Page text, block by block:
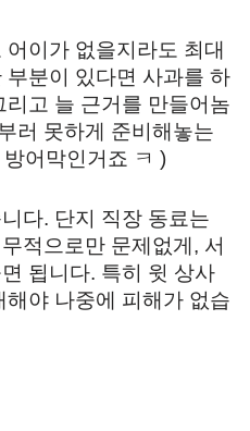
이가 없을지라도 최대
분이 있다면 사과를 하
고 늘 근거를 만들어놈
러 못하게 준비해놓는
어막인거죠 ㅋ )
다. 단지 직장 동료는
적으로만 문제없게, 서
됩니다. 특히 윗 상사
야 나중에 피해가 없습